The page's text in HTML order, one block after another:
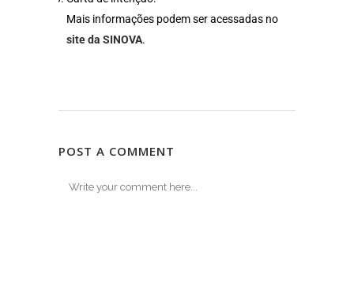
Mais informações podem ser acessadas no
site da SINOVA.
POST A COMMENT